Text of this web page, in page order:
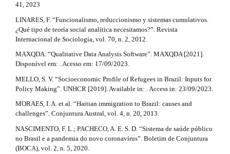
41, 2023
LINARES, F. “Funcionalismo, reduccionismo y sistemas cumulativos.
¿Qué tipo de teoría social analítica necesitamos?”. Revista
Internacional de Sociología, vol. 70, n. 2, 2012.
MAXQDA. “Qualitative Data Analysis Software”. MAXQDA [2021].
Disponível em: . Acesso em: 17/09/2023.
MELLO, S. V. “Socioeconomic Profile of Refugees in Brazil: Inputs for
Policy Making”. UNHCR [2019]. Available in: . Access in: 23/09/2023.
MORAES, I. A. et al. “Haitian immigration to Brazil: causes and
challenges”. Conjuntura Austral, vol. 4, n. 20, 2013.
NASCIMENTO, F. L.; PACHECO, A. E. S. D. “Sistema de saúde público
no Brasil e a pandemia do novo coronavírus”. Boletim de Conjuntura
(BOCA), vol. 2, n. 5, 2020.